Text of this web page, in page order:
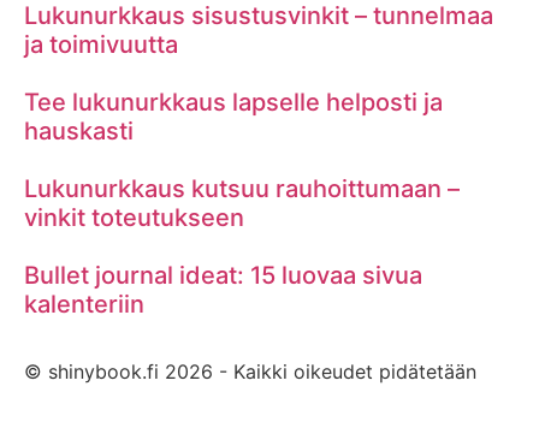
Lukunurkkaus sisustusvinkit – tunnelmaa
ja toimivuutta
Tee lukunurkkaus lapselle helposti ja
hauskasti
Lukunurkkaus kutsuu rauhoittumaan –
vinkit toteutukseen
Bullet journal ideat: 15 luovaa sivua
kalenteriin
© shinybook.fi 2026 - Kaikki oikeudet pidätetään